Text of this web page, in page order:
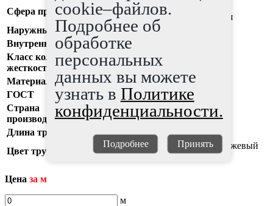
Сфера применения
наружные сети ливневой
канализации и водоотведения
Наружный диаметр
1200 мм
Внутренний диаметр
1030 мм
Класс кольцевой
жесткости (SN)
16
Материал
Полипропилен ПП (PP)
ГОСТ
Р 54475-2011
Страна
производитель
Италия
Длина трубы
6000 мм
Цвет трубы
Черный снаружи, желто-оранжевый
внутри
Цена за м
м
cookie–файлов.
Подробнее об
обработке
персональных
данных вы можете
узнать в Политике
конфиденциальности.
Подробнее Принять